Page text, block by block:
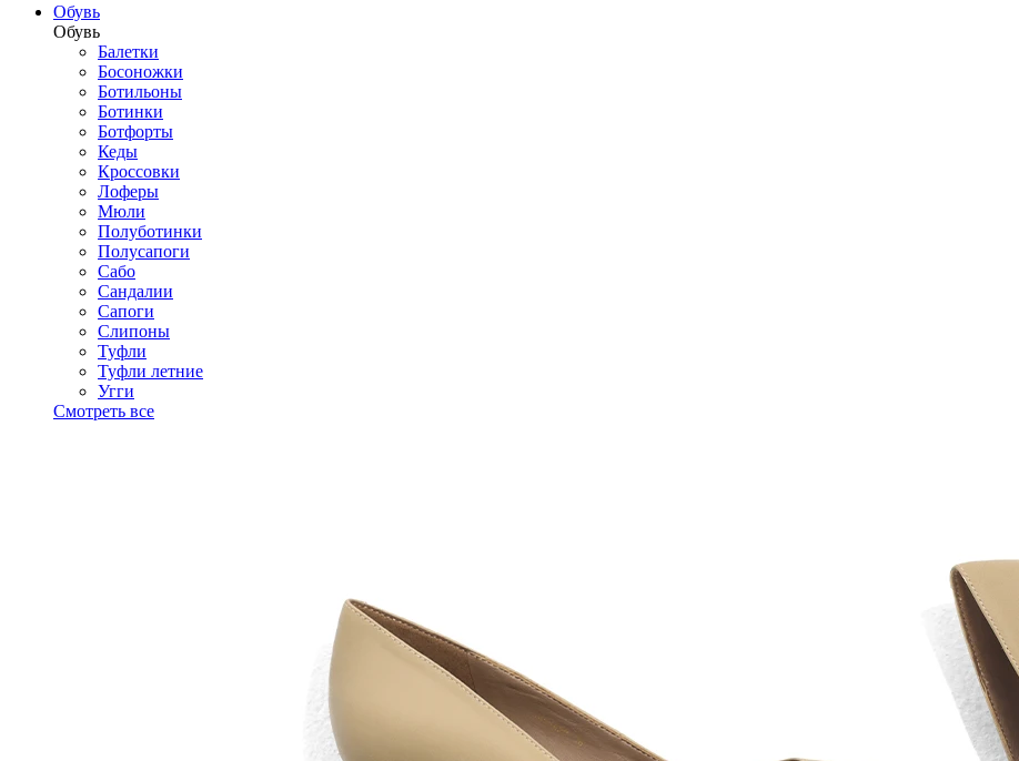
Обувь
Обувь
Балетки
Босоножки
Ботильоны
Ботинки
Ботфорты
Кеды
Кроссовки
Лоферы
Мюли
Полуботинки
Полусапоги
Сабо
Сандалии
Сапоги
Слипоны
Туфли
Туфли летние
Угги
Смотреть все